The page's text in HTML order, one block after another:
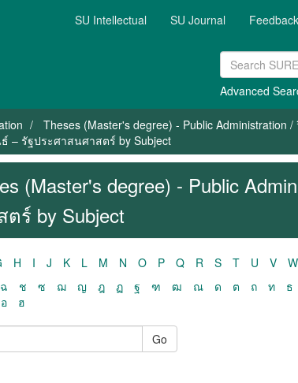
SU Intellectual SU Journal Feedback
Advanced
Theses (Master's degree) - Public
– รัฐประศาสนศาสตร์ by Subject
(Master's degree) - Public
ร์ by Subject
H I J K L M N O P Q R S T U V W
ฉ ช ซ ฌ ญ ฎ ฏ ฐ ฑ ฒ ณ ด ต ถ ท ธ
อ ฮ
Go